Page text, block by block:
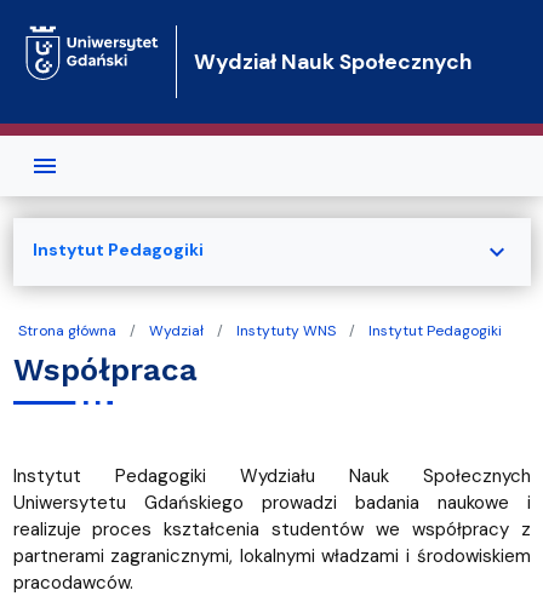
Wydział Nauk Społecznych
Strona główna Wydział Instytuty WNS Instytut Pedagogiki
Współpraca
Instytut Pedagogiki Wydziału Nauk Społecznych
Uniwersytetu Gdańskiego prowadzi badania naukowe i
realizuje proces kształcenia studentów we współpracy z
partnerami zagranicznymi, lokalnymi władzami i środowiskiem
pracodawców.
Instytut Pedagogiki expand_more